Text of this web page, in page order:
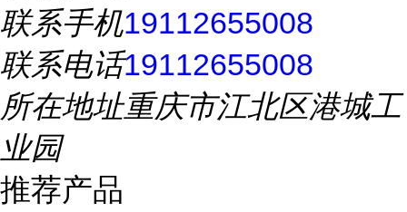
联系手机19112655008
联系电话19112655008
所在地址重庆市江北区港城工
业园
推荐产品